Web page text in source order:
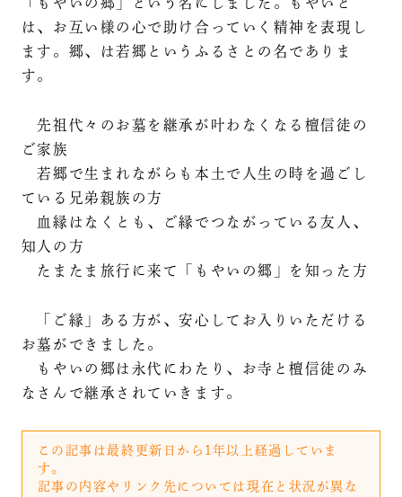
は、お互い様の心で助け合っていく精神を表現し
ます。郷、は若郷というふるさとの名でありま
す。
先祖代々のお墓を継承が叶わなくなる檀信徒の
ご家族
若郷で生まれながらも本土で人生の時を過ごし
ている兄弟親族の方
血縁はなくとも、ご縁でつながっている友人、
知人の方
たまたま旅行に来て「もやいの郷」を知った方
「ご縁」ある方が、安心してお入りいただける
お墓ができました。
もやいの郷は永代にわたり、お寺と檀信徒のみ
なさんで継承されていきます。
この記事は最終更新日から1年以上経過していま
す。
記事の内容やリンク先については現在と状況が異な